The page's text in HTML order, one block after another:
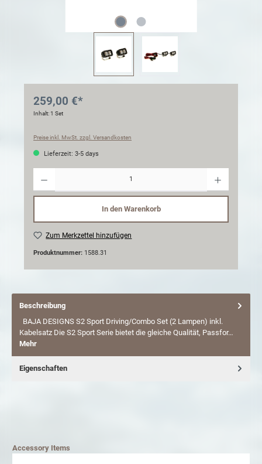
259,00 €*
Inhalt:1 Set
Preise inkl. MwSt. zzgl. Versandkosten
Lieferzeit: 3-5 days
In den Warenkorb
Zum Merkzettel hinzufügen
Produktnummer: 1588.31
Beschreibung
BAJA DESIGNS S2 Sport Driving/Combo Set (2 Lampen) inkl.
Kabelsatz Die S2 Sport Serie bietet die gleiche Qualität, Passfor…
Mehr
Eigenschaften
Accessory Items